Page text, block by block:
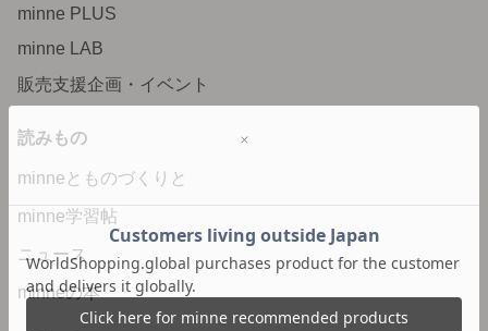
minne PLUS
minne LAB
販売支援企画・イベント
読みもの
minneとものづくりと
minne学習帖
ニュース
minneの本